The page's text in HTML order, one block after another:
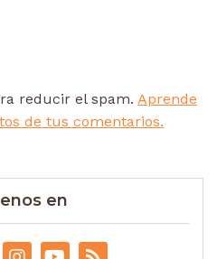
reducir el spam. Aprende
de tus comentarios.
en